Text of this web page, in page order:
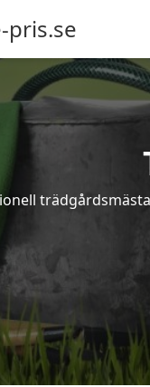
pris.se